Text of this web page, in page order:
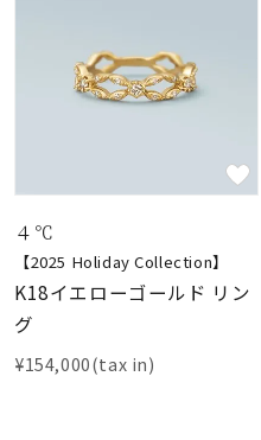
４℃
【2025 Holiday Collection】
K18イエローゴールド リン
グ
¥154,000(tax in)